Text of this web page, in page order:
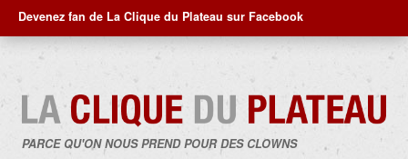
Devenez fan de La Clique du Plateau sur Facebook
PARCE QU'ON NOUS PREND POUR DES CLOWNS